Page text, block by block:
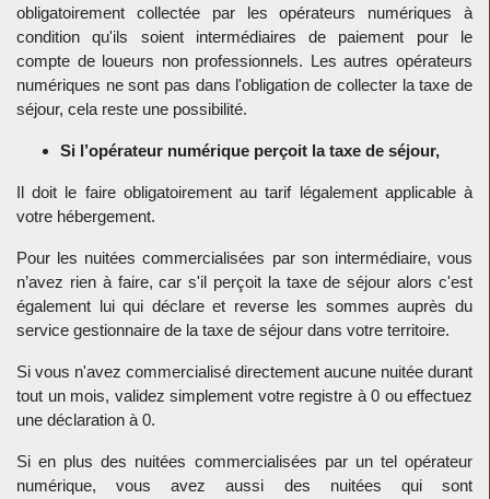
obligatoirement collectée par les opérateurs numériques à
condition qu'ils soient intermédiaires de paiement pour le
compte de loueurs non professionnels. Les autres opérateurs
numériques ne sont pas dans l'obligation de collecter la taxe de
séjour, cela reste une possibilité.
Si l’opérateur numérique perçoit la taxe de séjour,
Il doit le faire obligatoirement au tarif légalement applicable à
votre hébergement.
Pour les nuitées commercialisées par son intermédiaire, vous
n’avez rien à faire, car s'il perçoit la taxe de séjour alors c'est
également lui qui déclare et reverse les sommes auprès du
service gestionnaire de la taxe de séjour dans votre territoire.
Si vous n'avez commercialisé directement aucune nuitée durant
tout un mois, validez simplement votre registre à 0 ou effectuez
une déclaration à 0.
Si en plus des nuitées commercialisées par un tel opérateur
numérique, vous avez aussi des nuitées qui sont